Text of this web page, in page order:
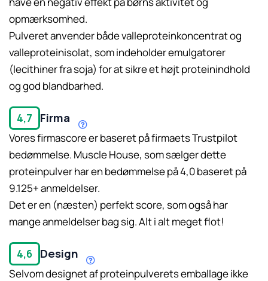
opmærksomhed.
Pulveret anvender både valleproteinkoncentrat og
valleproteinisolat, som indeholder emulgatorer
(lecithiner fra soja) for at sikre et højt proteinindhold
og god blandbarhed.
4,7 Firma
Læs mere her.
Vores firmascore er baseret på firmaets Trustpilot
bedømmelse. Muscle House, som sælger dette
proteinpulver har en bedømmelse på 4,0 baseret på
9.125+ anmeldelser.
Det er en (næsten) perfekt score, som også har
mange anmeldelser bag sig. Alt i alt meget flot!
4,6 Design
Selvom designet af proteinpulverets emballage ikke